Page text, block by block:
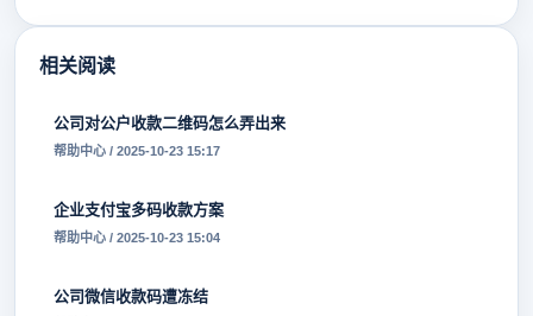
相关阅读
公司对公户收款二维码怎么弄出来
帮助中心 / 2025-10-23 15:17
企业支付宝多码收款方案
帮助中心 / 2025-10-23 15:04
公司微信收款码遭冻结